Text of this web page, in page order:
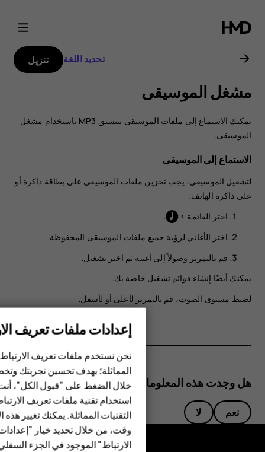
دليل
مستخدم
Nokia
225
4G
الهواتف الذكية
الهواتف المميزة
الأكسسوارات
HMD Terra M
تحديد اللغة تنزيل
مشغل الموسيقى
يمكنك الاستماع إلى ملفات الموسيقى بتنسيق MP3 باستخدام مشغل
الموسيقى.
الاستماع إلى الموسيقى
لتشغيل الموسيقى، يجب تخزين ملفات الموسيقى على بطاقة ذاكرة أو
على ذاكرة الهاتف.
اختر القائمة >
.
اختر الأغاني لرؤية جميع ملفات الموسيقى المحفوظة.
‏‫قم بالتمرير وصولاً إلى أغنية ثم اختر تشغيل.
يمكنك أيضًا إنشاء قوائم تشغيل خاصة بك.
لضبط مستوى الصوت، قم بالتمرير لأعلى أو لأسفل.
هل وجدت هذه المعلومات مفيدة؟
نعم لا
إعدادات ملفات تعريف
نحن نستخدم ملفات تعريف
المماثلة؛ بهدف تحسين تجربتك
خلال الضغط على "قبول الكل"،
استخدام تقنية ملفات تعريف
التقنيات المماثلة. يمكنك تغيير
وقت، من خلال تحديد خيار
الارتباط" الموجود في الجزء